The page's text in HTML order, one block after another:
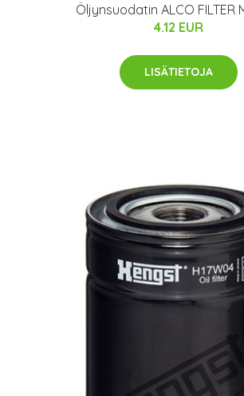
Öljynsuodatin ALCO FILTER
4.12 EUR
LISÄTIETOJA